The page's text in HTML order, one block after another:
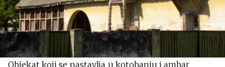
Objekat koji se nastavlja u kotobanju i ambar